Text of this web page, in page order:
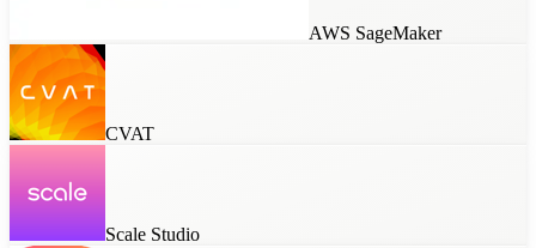
AWS SageMaker
CVAT
Scale Studio